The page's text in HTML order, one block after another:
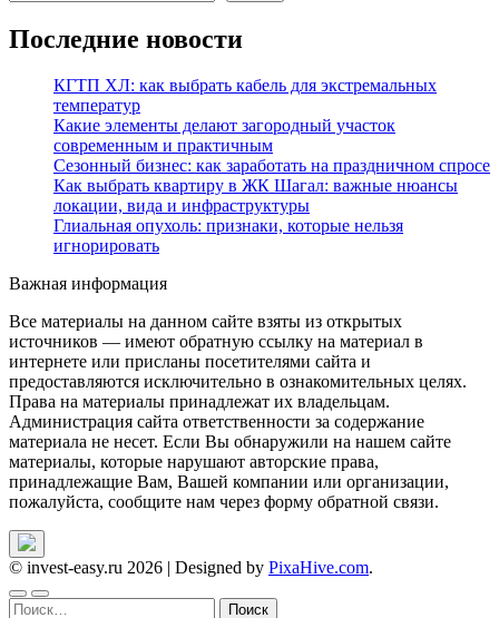
Последние новости
КГТП ХЛ: как выбрать кабель для экстремальных
температур
Какие элементы делают загородный участок
современным и практичным
Сезонный бизнес: как заработать на праздничном спросе
Как выбрать квартиру в ЖК Шагал: важные нюансы
локации, вида и инфраструктуры
Глиальная опухоль: признаки, которые нельзя
игнорировать
Важная информация
Все материалы на данном сайте взяты из открытых
источников — имеют обратную ссылку на материал в
интернете или присланы посетителями сайта и
предоставляются исключительно в ознакомительных целях.
Права на материалы принадлежат их владельцам.
Администрация сайта ответственности за содержание
материала не несет. Если Вы обнаружили на нашем сайте
материалы, которые нарушают авторские права,
принадлежащие Вам, Вашей компании или организации,
пожалуйста, сообщите нам через форму обратной связи.
© invest-easy.ru 2026 | Designed by PixaHive.com.
Найти: